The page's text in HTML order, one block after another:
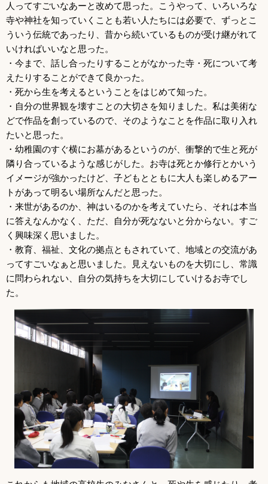
人ってすごいなあーと改めて思った。こうやって、いろいろな
寺や神社を知っていくことも若い人たちには必要で、ずっとこ
ういう伝統であったり、昔から続いているものが受け継がれて
いければいいなと思った。
・今まで、話し合ったりすることがなかった寺・死について考
えたりすることができて良かった。
・死から生を考えるということをはじめて知った。
・自分の世界観を壊すことの大切さを知りました。私は美術な
どで作品を創っているので、そのようなことを作品に取り入れ
たいと思った。
・幼稚園のすぐ横にお墓があるというのが、衝撃的で生と死が
隣り合っているような感じがした。お寺は死とか修行とかいう
イメージが強かったけど、子どもとともに大人も楽しめるアー
トがあって明るい場所なんだと思った。
・来世があるのか、神はいるのかを考えていたら、それは本当
に答えなんかなく、ただ、自分が死なないと分からない。すご
く興味深く思いました。
・教育、福祉、文化の拠点ともされていて、地域との交流があ
ってすごいなぁと思いました。見えないものを大切にし、常識
に問わられない、自分の気持ちを大切にしていけるお寺でし
た。